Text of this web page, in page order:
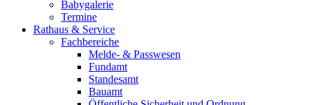
Babygalerie
Termine
Rathaus & Service
Fachbereiche
Melde- & Passwesen
Fundamt
Standesamt
Bauamt